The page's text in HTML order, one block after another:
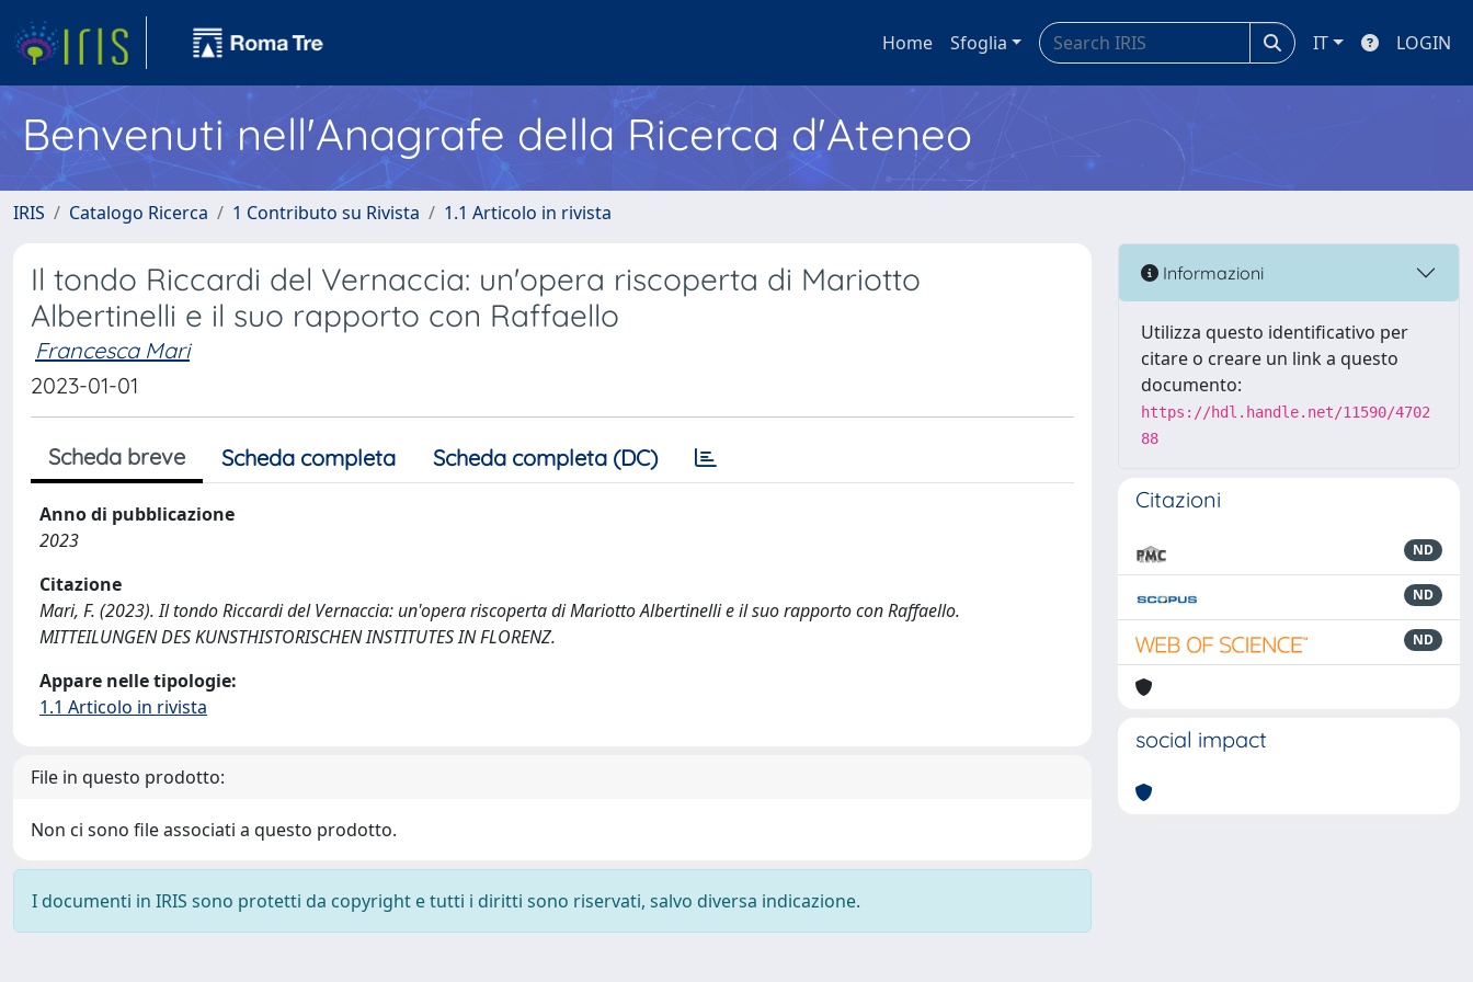
Home Sfoglia IT LOGIN
Benvenuti nell'Anagrafe della Ricerca d'Ateneo
IRIS Catalogo Ricerca 1 Contributo su Rivista 1.1 Articolo in rivista
Il tondo Riccardi del Vernaccia: un'opera riscoperta di Mariotto
Albertinelli e il suo rapporto con Raffaello
Francesca Mari
2023-01-01
Scheda breve Scheda completa Scheda completa (DC)
Anno di pubblicazione
2023
Citazione
Mari, F. (2023). Il tondo Riccardi del Vernaccia: un'opera riscoperta di Mariotto Albertinelli e il suo rapporto con Raffaello.
MITTEILUNGEN DES KUNSTHISTORISCHEN INSTITUTES IN FLORENZ.
Appare nelle tipologie:
1.1 Articolo in rivista
File in questo prodotto:
Non ci sono file associati a questo prodotto.
I documenti in IRIS sono protetti da copyright e tutti i diritti sono riservati, salvo diversa indicazione.
Informazioni
Utilizza questo identificativo per
citare o creare un link a questo
documento:
https://hdl.handle.net/11590/4702
88
Citazioni
ND
ND
ND
social impact